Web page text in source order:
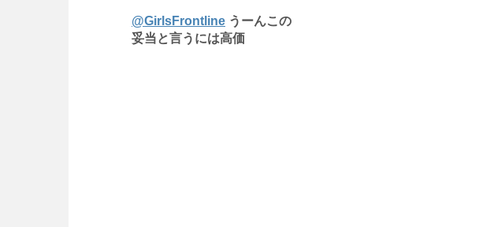
@GirlsFrontline うーんこの
妥当と言うには高価